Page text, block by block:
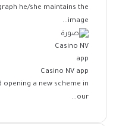
he/she maintains the
image...
Casino NV app
a new scheme in
our...